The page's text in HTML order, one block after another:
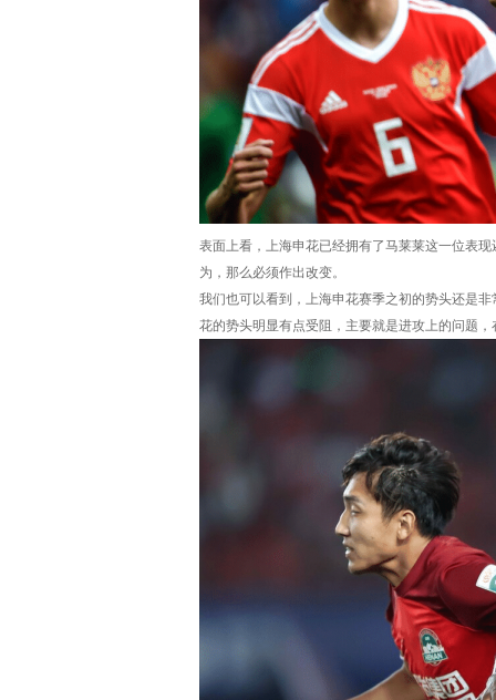
表面上看，上海申花已经拥有了马莱莱这一位表
为，那么必须作出改变。
我们也可以看到，上海申花赛季之初的势头还是
花的势头明显有点受阻，主要就是进攻上的问题